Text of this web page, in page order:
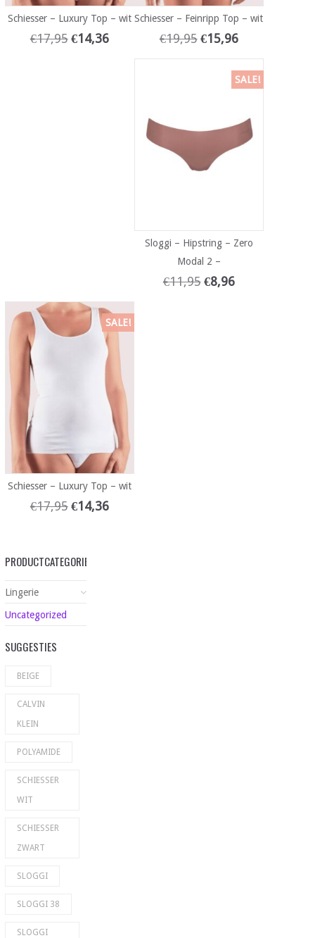
Schiesser – Luxury Top – wit
€17,95 €14,36
Schiesser – Feinripp Top – wit
€19,95 €15,96
SALE!
Sloggi – Hipstring – Zero
Modal 2 –
€11,95 €8,96
SALE!
Schiesser – Luxury Top – wit
€17,95 €14,36
PRODUCTCATEGORIEËN
Lingerie
Uncategorized
SUGGESTIES
BEIGE
CALVIN
KLEIN
POLYAMIDE
SCHIESSER
WIT
SCHIESSER
ZWART
SLOGGI
SLOGGI 38
SLOGGI